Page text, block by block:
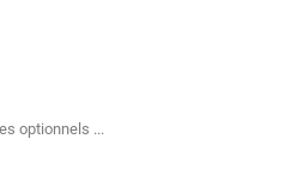
optionnels ...